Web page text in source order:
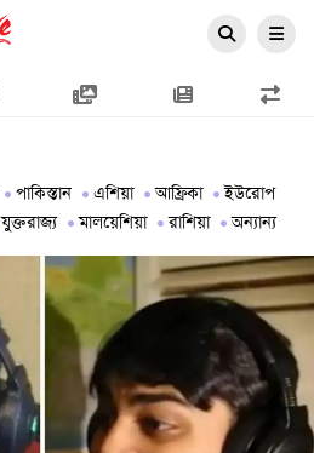
পাকিস্তান এশিয়া আফ্রিকা
ইউরোপ
যুক্তরাজ্য মালয়েশিয়া রাশিয়া অন্যান্য